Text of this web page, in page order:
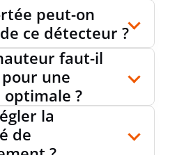
VERTICALE
peut-on
ce détecteur ?
faut-il
une
?
la
de